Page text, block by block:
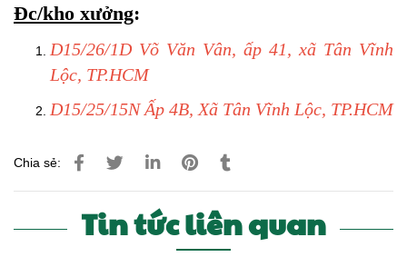
Đc/kho xưởng:
D15/26/1D Võ Văn Vân, ấp 41, xã Tân Vĩnh
Lộc, TP.HCM
D15/25/15N Ấp 4B, Xã Tân Vĩnh Lộc, TP.HCM
Chia sẻ:
Tin tức liên quan